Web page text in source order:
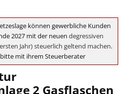
können gewerbliche Kunden
2027 mit der neuen degressiven
Jahr) steuerlich geltend machen.
mit ihrem Steuerberater
2 Gasflaschen